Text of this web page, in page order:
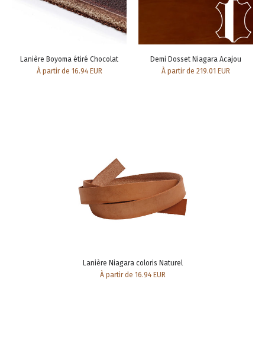
Lanière Boyoma étiré Chocolat
À partir de 16.94 EUR
Demi Dosset Niagara Acajou
À partir de 219.01 EUR
Lanière Niagara coloris Naturel
À partir de 16.94 EUR